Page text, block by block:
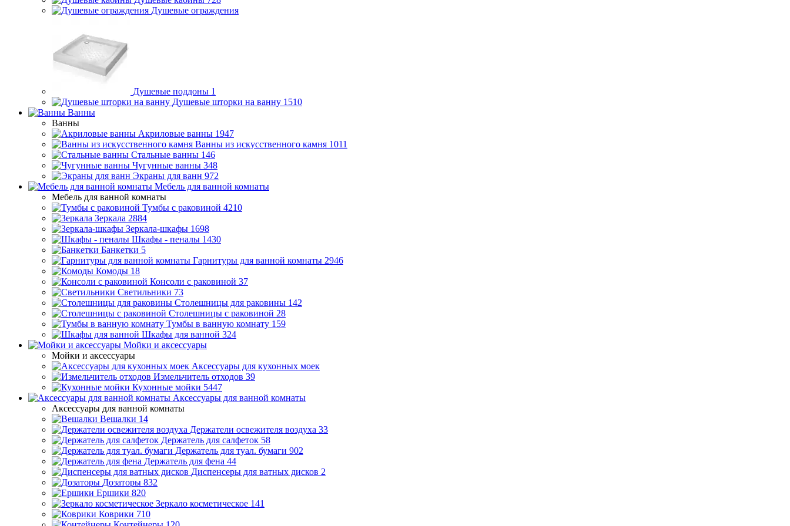
Душевые ограждения
Душевые поддоны 1
Душевые шторки на ванну 1510
Ванны
Ванны
Акриловые ванны 1947
Ванны из искусственного камня 1011
Стальные ванны 146
Чугунные ванны 348
Экраны для ванн 972
Мебель для ванной комнаты
Мебель для ванной комнаты
Тумбы с раковиной 4210
Зеркала 2884
Зеркала-шкафы 1698
Шкафы - пеналы 1430
Банкетки 5
Гарнитуры для ванной комнаты 2946
Комоды 18
Консоли с раковиной 37
Светильники 73
Столешницы для раковины 142
Столешницы с раковиной 28
Тумбы в ванную комнату 159
Шкафы для ванной 324
Мойки и аксессуары
Мойки и аксессуары
Аксессуары для кухонных моек
Измельчитель отходов 39
Кухонные мойки 5447
Аксессуары для ванной комнаты
Аксессуары для ванной комнаты
Вешалки 14
Держатели освежителя воздуха 33
Держатель для салфеток 58
Держатель для туал. бумаги 902
Держатель для фена 44
Диспенсеры для ватных дисков 2
Дозаторы 832
Ершики 820
Зеркало косметическое 141
Коврики 710